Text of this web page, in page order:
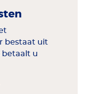
bestaat uit
betaalt u